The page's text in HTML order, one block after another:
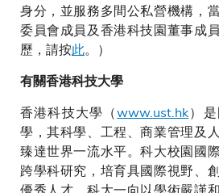
身分，並服務多間公私營機構，
委員會成員及香港科技園董事成
歷，請按此。）
有關香港科技大學
香港科技大學（www.ust.hk）
學，其科學、工程、商業管理及
臻達世界一流水平。科大校園國
跨學科研究，培育具國際視野、
優秀人才。科大一向以學術嚴謹